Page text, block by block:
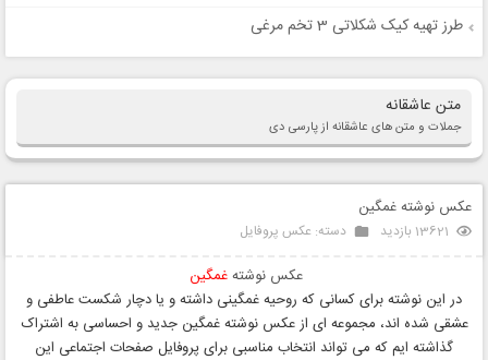
طرز تهیه کیک شکلاتی 3 تخم مرغی
متن عاشقانه
جملات و متن های عاشقانه از پارسی دی
عکس نوشته غمگین
13621 بازدید دسته: عکس پروفایل
عکس نوشته غمگین
در این نوشته برای کسانی که روحیه غمگینی داشته و یا دچار شکست عاطفی و
عشقی شده اند، مجموعه ای از عکس نوشته غمگین جدید و احساسی به اشتراک
گذاشته ایم که می تواند انتخاب مناسبی برای پروفایل صفحات اجتماعی این